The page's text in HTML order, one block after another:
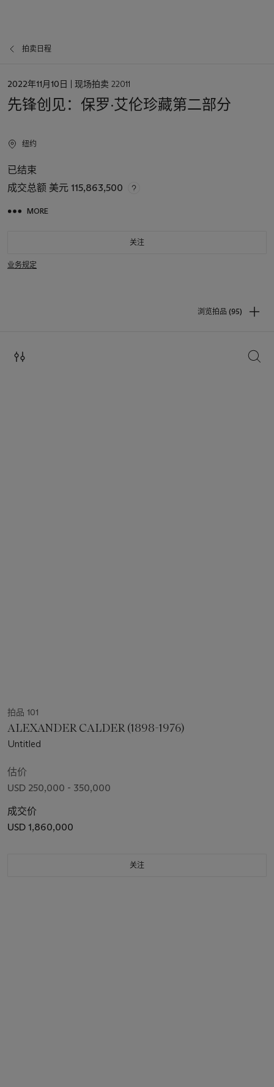
拍卖日程
日
2022年11月10日 | 现场拍卖 22011
先锋创见：保罗·艾伦珍藏第二部分
纽约
已结束
成交总额 美元 115,863,500
MORE
关注
业务规定
浏览拍品 (95)
搜索
拍品 101
ALEXANDER CALDER (1898-1976)
Untitled
估价
USD 250,000 - 350,000
成交价
USD 1,860,000
关注